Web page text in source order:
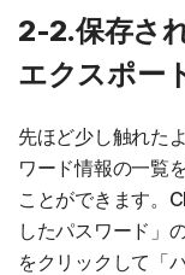
2-2.保存さ
エクスポー
先ほど少し触れた
ワード情報の一覧
ことができます。
したパスワード」
をクリックして「